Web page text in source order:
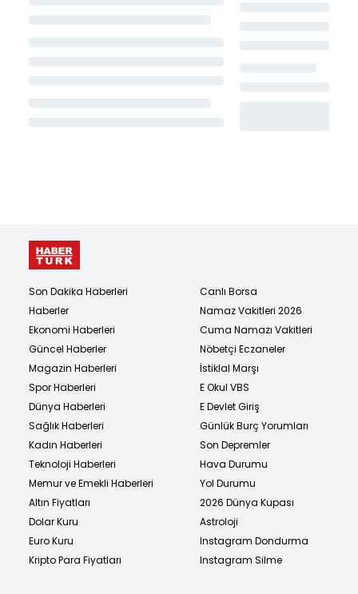
Son Dakika Haberleri
Haberler
Ekonomi Haberleri
Güncel Haberler
Magazin Haberleri
Spor Haberleri
Dünya Haberleri
Sağlık Haberleri
Kadın Haberleri
Teknoloji Haberleri
Memur ve Emekli Haberleri
Altın Fiyatları
Dolar Kuru
Euro Kuru
Kripto Para Fiyatları
Canlı Borsa
Namaz Vakitleri 2026
Cuma Namazı Vakitleri
Nöbetçi Eczaneler
İstiklal Marşı
E Okul VBS
E Devlet Giriş
Günlük Burç Yorumları
Son Depremler
Hava Durumu
Yol Durumu
2026 Dünya Kupası
Astroloji
Instagram Dondurma
Instagram Silme